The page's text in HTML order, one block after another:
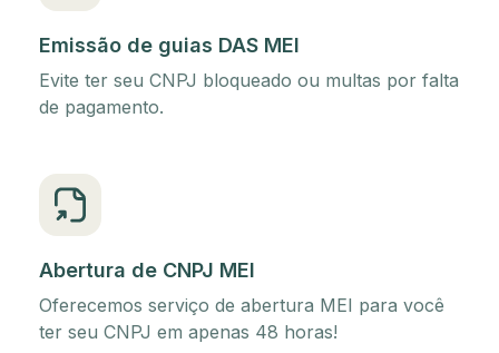
Emissão de guias DAS MEI
Evite ter seu CNPJ bloqueado ou multas por falta
de pagamento.
Abertura de CNPJ MEI
Oferecemos serviço de abertura MEI para você
ter seu CNPJ em apenas 48 horas!